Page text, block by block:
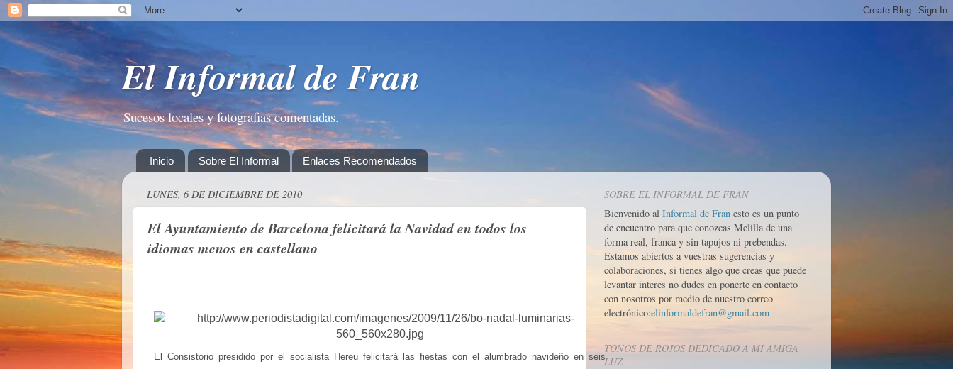
El Informal de Fran
Sucesos locales y fotografias comentadas.
Inicio Sobre El Informal Enlaces Recomendados
LUNES, 6 DE DICIEMBRE DE 2010
El Ayuntamiento de Barcelona felicitará la Navidad en todos los
idiomas menos en castellano
El Consistorio presidido por el socialista Hereu felicitará las fiestas con el alumbrado navideño en seis
SOBRE EL INFORMAL DE FRAN
Bienvenido al Informal de Fran esto es un punto
de encuentro para que conozcas Melilla de una
forma real, franca y sin tapujos ni prebendas.
Estamos abiertos a vuestras sugerencias y
colaboraciones, si tienes algo que creas que puede
levantar interes no dudes en ponerte en contacto
con nosotros por medio de nuestro correo
electrónico:elinformaldefran@gmail.com
TONOS DE ROJOS DEDICADO A MI AMIGA
LUZ